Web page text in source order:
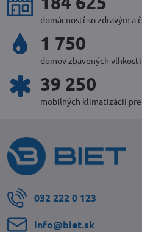
domácností so zdravým a
2 058
domov zbavených vlhkosti
46 158
mobilných klimatizácií
032 222 0 123
info​@biet​.sk